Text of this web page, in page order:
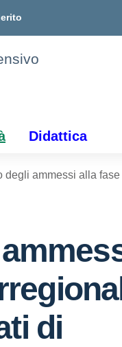
Didattica
degli ammessi alla
di